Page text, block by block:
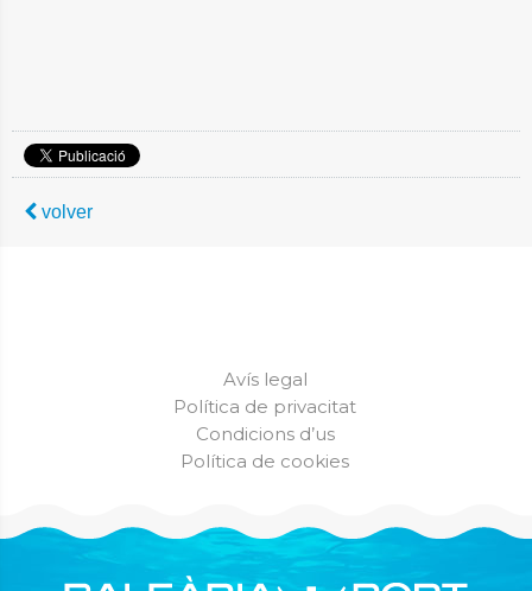
volver
Avís legal
Política de privacitat
Condicions d’us
Política de cookies